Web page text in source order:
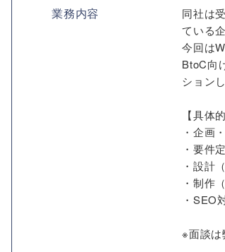
業務内容
同社は
ている
今回は
BtoC向
ション
【具体
・企画
・要件
・設計
・制作
・SEO
※面談は